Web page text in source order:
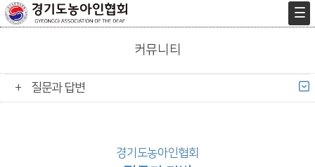
커뮤니티
질문과 답변
경기도농아인협회